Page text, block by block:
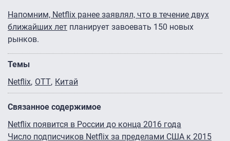
Напомним, Netflix ранее заявлял, что в течение двух
ближайших лет планирует завоевать 150 новых
рынков.
Темы
Netflix OTT Китай
Связанное содержимое
Netflix появится в России до конца 2016 года
Число подписчиков Netflix за пределами США к 2015